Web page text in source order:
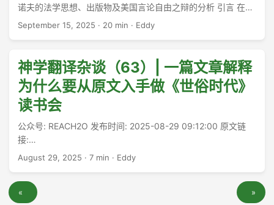
诺夫的法学思想、出版物及美国言论自由之辩的分析 引言 在美
国21世纪的言论自由倡导领域，格雷格·卢金诺夫（Gregory
and Expression, FIRE）的主席兼首席执行官，他不仅是一位多
产的作家和法律学者，更是一位塑造了当代关于言论、审查制
度和大学校园文化辩论的公共知识分子 [1, 2]。本报告旨在对卢
金诺夫的智识贡献进行一次全面的审视，深入剖析其核心论
点、主要出版物，以及这些思想所引发的广泛批判性回应。本
报告的核心论点是，卢金诺夫的卓越之处在于他成功地将言论
自由的辩论从一个纯粹的、以《第一修正案》为中心的法律主
义框架，转移到一个社会文化和心理学的层面，其焦点在于维
范。本报告将遵循一条清晰的脉络：从卢金诺夫的个人背景及
其核心论点出发，系统性地梳理他的主要出版物，继而审视学
September 15, 2025 · 20 min · Eddy
神学翻译杂谈（63）| 一篇文章解释
为什么要从原文入手做《世俗时代》
读书会
公众号: REACH2O 发布时间: 2025-08-29 09:12:00 原文链
接:
https://mp.weixin.qq.com/s/fvPvSTAGRS1hP89FApk3uQ
（自限）项目：《世俗时代》 以及，我为什么打算从英文原文
入手做读书会的原因。世俗时代——我们在批评什么？ ...
August 29, 2025 · 7 min · Eddy
« »